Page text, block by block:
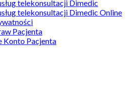
telekonsultacji Dimedic
telekonsultacji Dimedic Online
Pacjenta
Konto Pacjenta